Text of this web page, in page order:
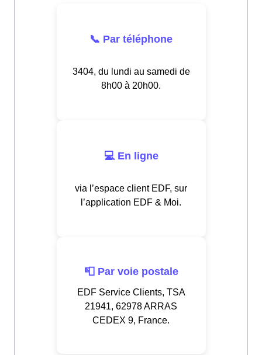
📞 Par téléphone
3404, du lundi au samedi de
8h00 à 20h00.
💻 En ligne
via l’espace client EDF, sur
l’application EDF & Moi.
📮 Par voie postale
EDF Service Clients, TSA
21941, 62978 ARRAS
CEDEX 9, France.